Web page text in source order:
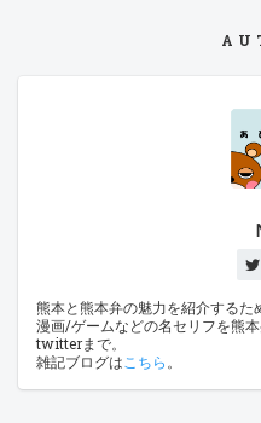
熊本と熊本弁の魅力を紹介する
漫画/ゲームなどの名セリフを熊
twitterまで。
雑記ブログは こちら 。